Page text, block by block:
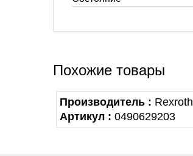
Похожие товары
Производитель : Rexroth
Артикул : 0490629203